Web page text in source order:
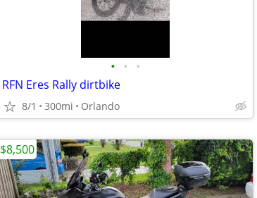
• • •
RFN Eres Rally dirtbike
8/1 300mi Orlando
$8,500